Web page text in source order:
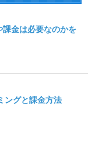
課金は必要なのかを
ングと課金方法